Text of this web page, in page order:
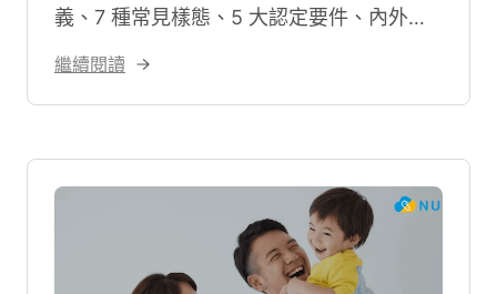
義、7 種常見樣態、5 大認定要件、內外部
務，同時整理員工蒐證指南與職場霸凌自我
檢測，讓人資與員工快速因應新法規。
繼續閱讀